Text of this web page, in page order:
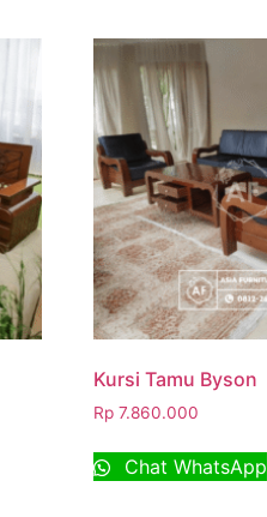
Kursi Tamu Byson
Rp 7.860.000
Chat WhatsApp